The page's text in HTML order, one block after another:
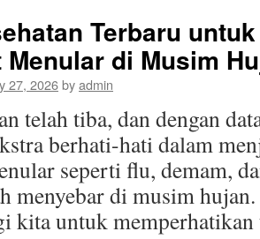
Terbaru
Menular di Musim
27, 2026byadmin
telah tiba, dan dengan
berhati-hati dalam
seperti flu, demam,
menyebar di musim
kita untuk